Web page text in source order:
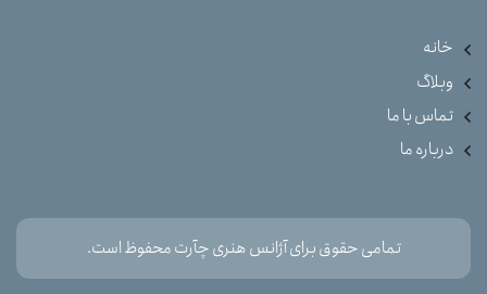
خانه
وبلاگ
تماس با ما
درباره ما
تمامی حقوق برای آژانس هنری چآرت محفوظ است.